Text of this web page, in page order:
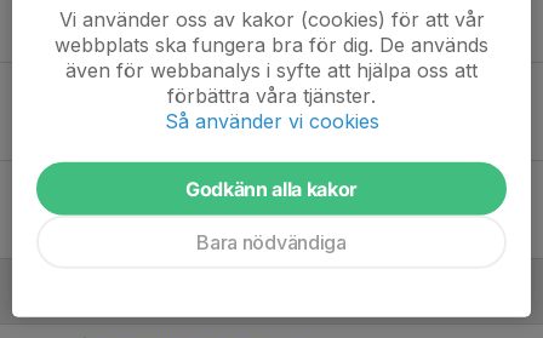
19:00
Olympia Konstgräs
1- 1
Anundsjö IF - Arnäs IF F-10
Olympia Konstgräs
Mån 30
19:00
Remsle UIF FF - Anundsjö IF
Vi använder oss av kakor (cookies) för att vår
webbplats ska fungera bra för dig. De används
även för webbanalys i syfte att hjälpa oss att
förbättra våra tjänster.
Så använder vi cookies
Godkänn alla kakor
Bara nödvändiga